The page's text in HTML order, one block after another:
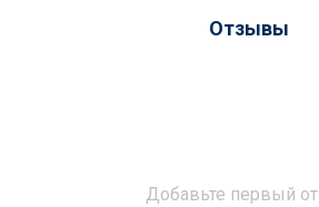
Отзывы
Добавьте первый